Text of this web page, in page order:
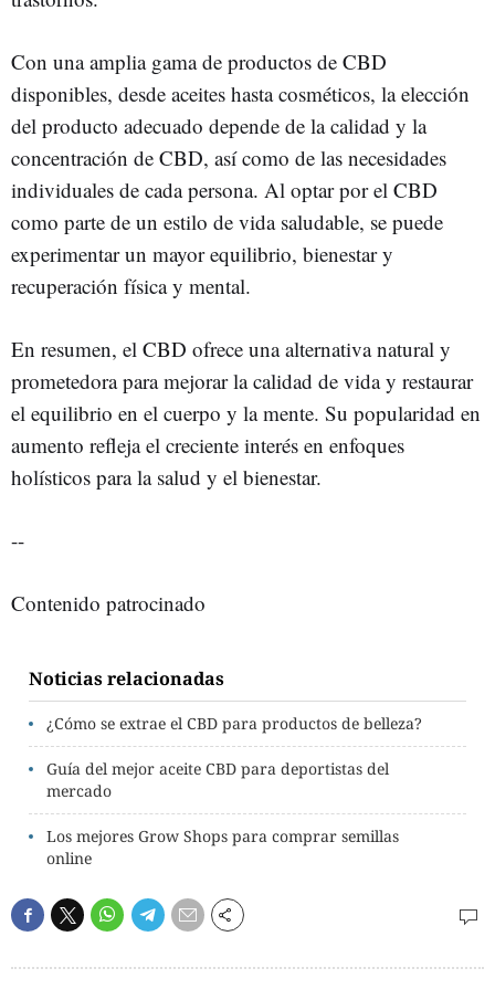
Con una amplia gama de productos de CBD
disponibles, desde aceites hasta cosméticos, la elección
del producto adecuado depende de la calidad y la
concentración de CBD, así como de las necesidades
individuales de cada persona. Al optar por el CBD
como parte de un estilo de vida saludable, se puede
experimentar un mayor equilibrio, bienestar y
recuperación física y mental.
En resumen, el CBD ofrece una alternativa natural y
prometedora para mejorar la calidad de vida y restaurar
el equilibrio en el cuerpo y la mente. Su popularidad en
aumento refleja el creciente interés en enfoques
holísticos para la salud y el bienestar.
--
Contenido patrocinado
Noticias relacionadas
¿Cómo se extrae el CBD para productos de belleza?
Guía del mejor aceite CBD para deportistas del
mercado
Los mejores Grow Shops para comprar semillas
online